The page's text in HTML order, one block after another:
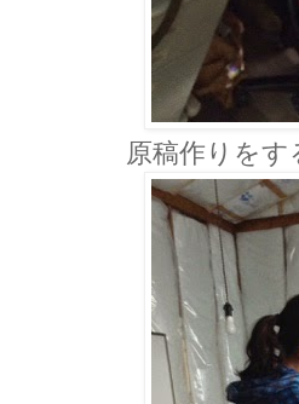
原稿作りを